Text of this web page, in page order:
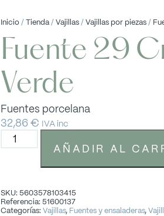
Inicio/Tienda/Vajillas/Vajillas por piezas/
Fuente 29
Verde
Fuentes porcelana
32,86 € IVA inc
AÑADIR AL
SKU: 5603578103415
Referencia: 51600137
Categorías: Vajillas, Fuentes y ensaladeras,